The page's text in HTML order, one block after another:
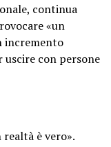
continua
«un
incremento
uscire con persone
è vero».